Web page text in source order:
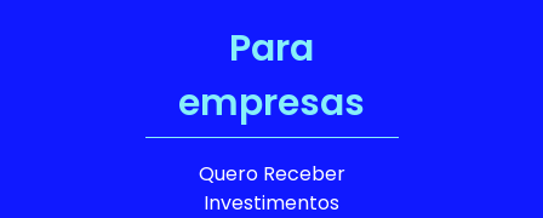
Para
empresas
Quero Receber
Investimentos